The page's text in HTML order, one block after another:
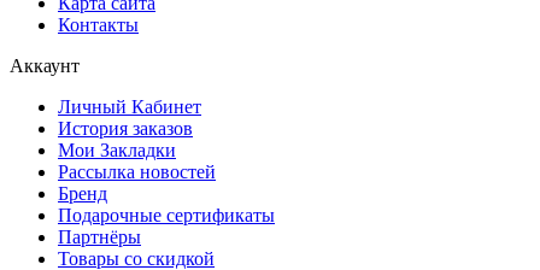
Контакты
Аккаунт
Личный Кабинет
История заказов
Мои Закладки
Рассылка новостей
Бренд
Подарочные сертификаты
Партнёры
Товары со скидкой